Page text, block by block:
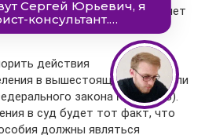
их на расчетный счет
действия
в вышестоящем органе или
закона № 255‑ФЗ).
в суд будет тот факт, что
должны являться